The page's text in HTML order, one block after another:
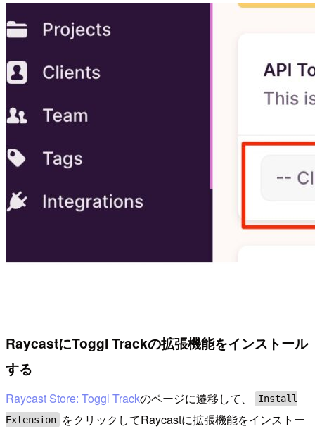
RaycastにToggl Trackの拡張機能をインストール
する
Raycast Store: Toggl Trackのページに遷移して、
Install
Extension
をクリックしてRaycastに拡張機能をインストー